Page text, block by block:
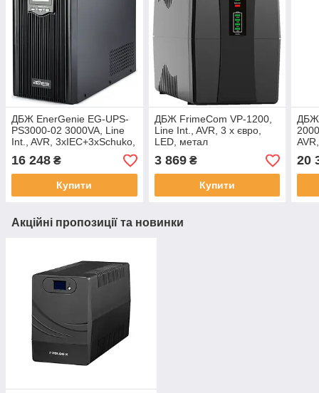
ДБЖ EnerGenie EG-UPS-
PS3000-02 3000VA, Line
Int., AVR, 3xIEC+3xSchuko,
метал
16 248 ₴
Купити
ДБЖ FrimeCom VP-1200,
Line Int., AVR, 3 x євро,
LED, метал
3 869₴
Купити
ДБЖ
20
Акційні пропозиції та новинки